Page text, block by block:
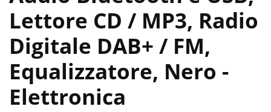
Lettore CD / MP3, Radio
Digitale DAB+ / FM,
Equalizzatore, Nero -
Elettronica